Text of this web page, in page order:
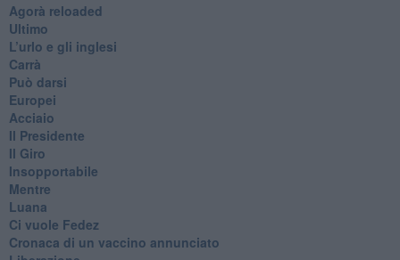
​Agorà reloaded
Ultimo
​L’urlo e gli inglesi
Carrà
Può darsi
Europei
Acciaio
Il Presidente
​Il Giro
Insopportabile
​Mentre
Luana
​Ci vuole Fedez
​Cronaca di un vaccino annunciato